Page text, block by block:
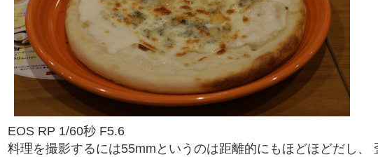
EOS RP 1/60秒 F5.6
料理を撮影するには55mmというのは距離的にもほどほどだし、